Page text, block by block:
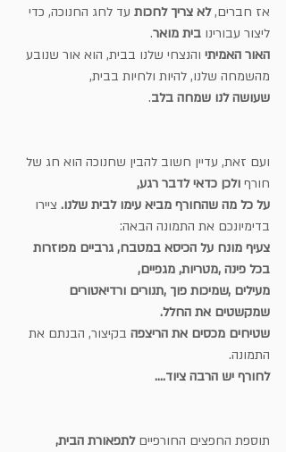
אז חברים, לא צריך לחכות עד לחג החנוכה, כדי
ליצור עבורינו בית מואר.
האור האמיתי והנצחי שלנו בבית, הוא אור שנובע
מהשמחה שלנו, להיות ולחיות בבית,
שעושה לנו שמחה בלב.
ועם זאת, עדיין חשוב להבין שחנוכה הוא חג של
חורף ולכן כדאי לדבר רגע,
על כל מה שהחורף מביא עימו לבית שלנו. ציירו
בדימיונכם את התמונה הבאה:
צעיף מונח על הכיסא במטבח, גרביים מפוזרות
בכל פינה ,מטריות, מגפיים,
מעילים ,שמיכות פוך ,תנורים ורדיאטורים
שמקשטים את החלל.
שטיחים מכסים את הריצפה בקיצור, הבנתם את
התמונה.
לחורף יש הרבה ציוד....
תוספת החפצים החורפיים לתפאורת הבית,